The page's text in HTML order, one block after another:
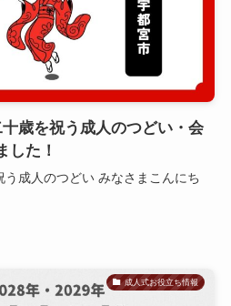
十歳を祝う成人のつどい・会
した！
成人のつどい みなさまこんにち
成人式お役立ち情報